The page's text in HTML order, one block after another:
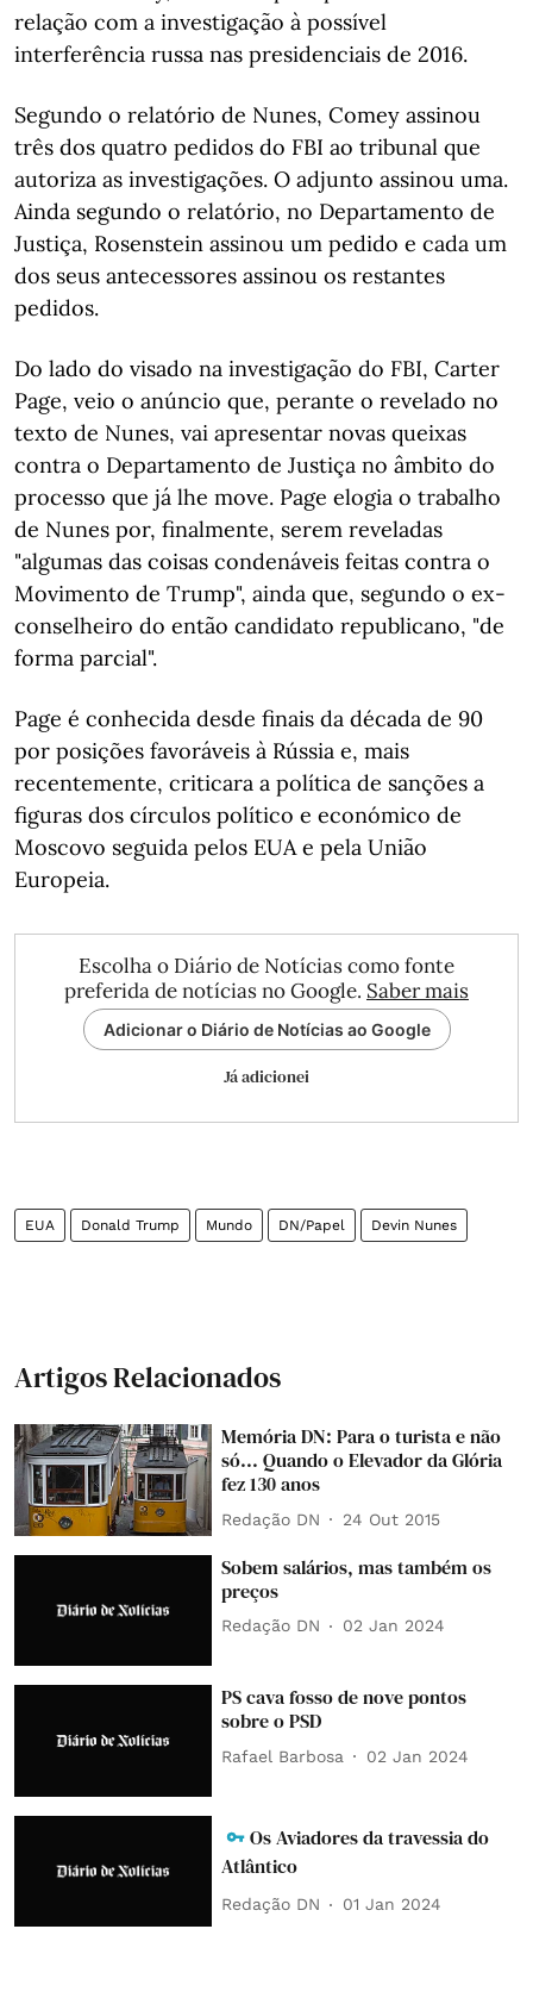
relação com a investigação à possível
interferência russa nas presidenciais de 2016.
Segundo o relatório de Nunes, Comey assinou
três dos quatro pedidos do FBI ao tribunal que
autoriza as investigações. O adjunto assinou uma.
Ainda segundo o relatório, no Departamento de
Justiça, Rosenstein assinou um pedido e cada um
dos seus antecessores assinou os restantes
pedidos.
Do lado do visado na investigação do FBI, Carter
Page, veio o anúncio que, perante o revelado no
texto de Nunes, vai apresentar novas queixas
contra o Departamento de Justiça no âmbito do
processo que já lhe move. Page elogia o trabalho
de Nunes por, finalmente, serem reveladas
"algumas das coisas condenáveis feitas contra o
Movimento de Trump", ainda que, segundo o ex-
conselheiro do então candidato republicano, "de
forma parcial".
Page é conhecida desde finais da década de 90
por posições favoráveis à Rússia e, mais
recentemente, criticara a política de sanções a
figuras dos círculos político e económico de
Moscovo seguida pelos EUA e pela União
Europeia.
Escolha o Diário de Notícias como fonte
preferida de notícias no Google. Saber mais
Adicionar o Diário de Notícias ao Google
Já adicionei
EUA Donald Trump Mundo DN/Papel Devin Nunes
Artigos Relacionados
Memória DN: Para o turista e não
só... Quando o Elevador da Glória
fez 130 anos
Redação DN 24 Out 2015
Sobem salários, mas também os
preços
Redação DN 02 Jan 2024
PS cava fosso de nove pontos
sobre o PSD
Rafael Barbosa 02 Jan 2024
Os Aviadores da travessia do
Atlântico
Redação DN 01 Jan 2024